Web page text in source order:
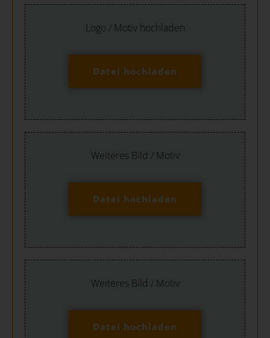
Logo / Motiv hochladen
Datei hochladen
Weiteres Bild / Motiv
Datei hochladen
Weiteres Bild / Motiv
Datei hochladen